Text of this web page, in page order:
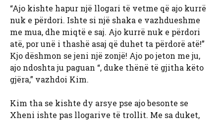
“Ajo kishte hapur një llogari të vetme që ajo kurrë
nuk e përdori. Ishte si një shaka e vazhdueshme
me mua, dhe miqtë e saj. Ajo kurrë nuk e përdori
atë, por unë i thashë asaj që duhet ta përdorë atë!”
Kjo dëshmon se jeni një zonjë! Ajo po jeton me ju,
ajo ndoshta ju paguan “, duke thënë të gjitha këto
gjëra,” vazhdoi Kim.
Kim tha se kishte dy arsye pse ajo besonte se
Xheni ishte pas llogarive të trollit. Me sa duket,